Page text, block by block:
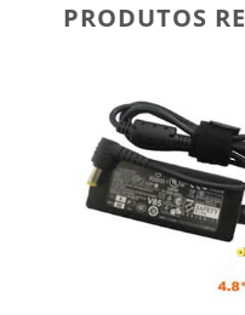
PRODUTOS